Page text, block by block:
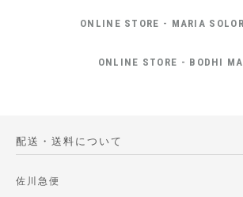
ONLINE STORE - MARIA
ONLINE STORE - BODHI
配送・送料について
佐川急便